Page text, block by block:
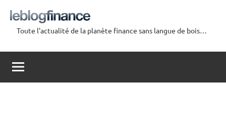
contenu
Blog
Finance
Toute l'actualité de la planète finance sans langue de bois…